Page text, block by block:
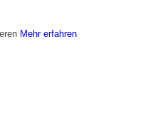
Mehr erfahren